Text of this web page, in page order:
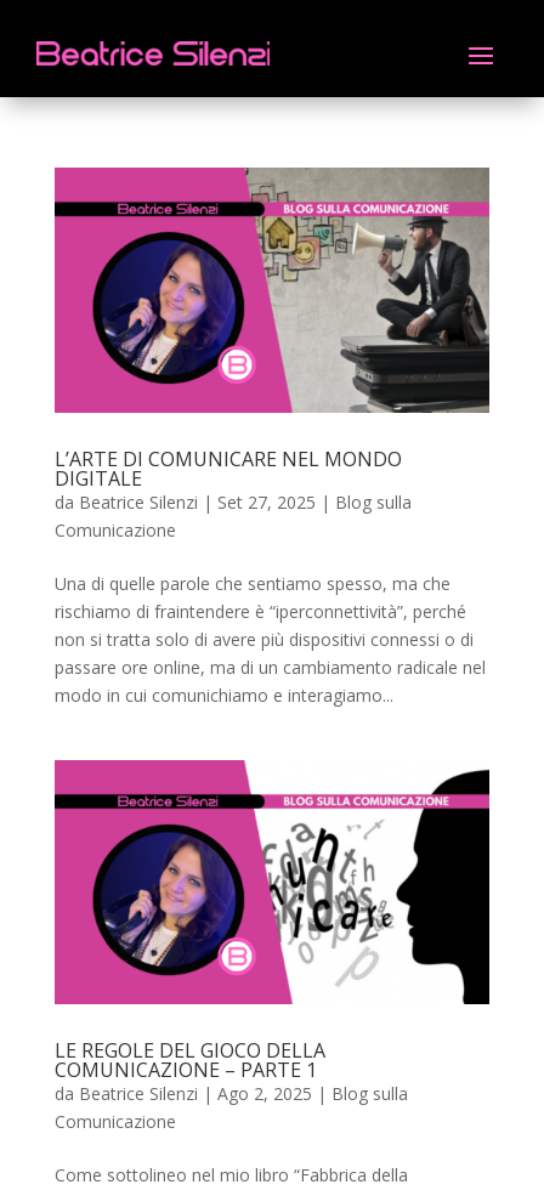
L’ARTE DI COMUNICARE NEL MONDO
DIGITALE
da Beatrice Silenzi | Set 27, 2025 | Blog sulla
Comunicazione
Una di quelle parole che sentiamo spesso, ma che
rischiamo di fraintendere è “iperconnettività”, perché
non si tratta solo di avere più dispositivi connessi o di
passare ore online, ma di un cambiamento radicale nel
modo in cui comunichiamo e interagiamo...
LE REGOLE DEL GIOCO DELLA
COMUNICAZIONE – PARTE 1
da Beatrice Silenzi | Ago 2, 2025 | Blog sulla
Comunicazione
Come sottolineo nel mio libro “Fabbrica della